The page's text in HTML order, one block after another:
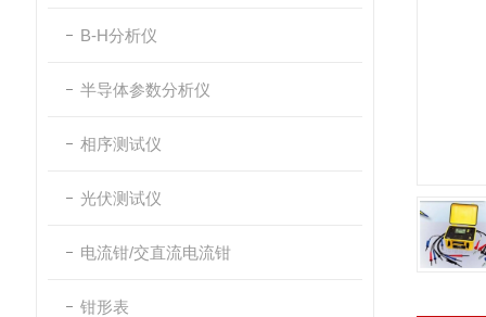
B-H分析仪
半导体参数分析仪
相序测试仪
光伏测试仪
电流钳/交直流电流钳
钳形表